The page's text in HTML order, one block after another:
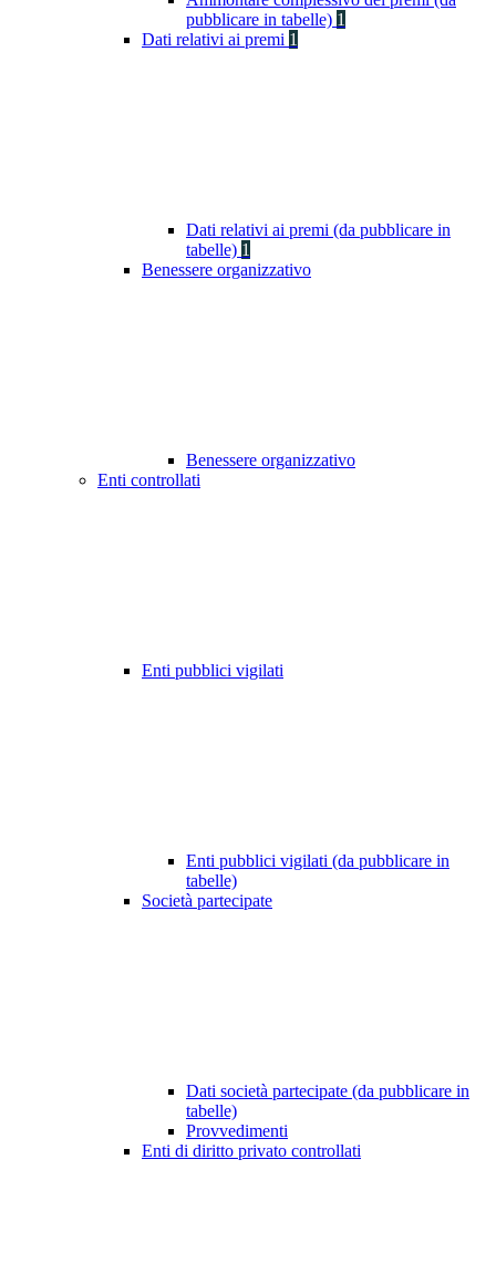
pubblicare in tabelle) 1
Dati relativi ai premi 1
Dati relativi ai premi (da pubblicare in
tabelle) 1
Benessere organizzativo
Benessere organizzativo
Enti controllati
Enti pubblici vigilati
Enti pubblici vigilati (da pubblicare in
tabelle)
Società partecipate
Dati società partecipate (da pubblicare in
tabelle)
Provvedimenti
Enti di diritto privato controllati